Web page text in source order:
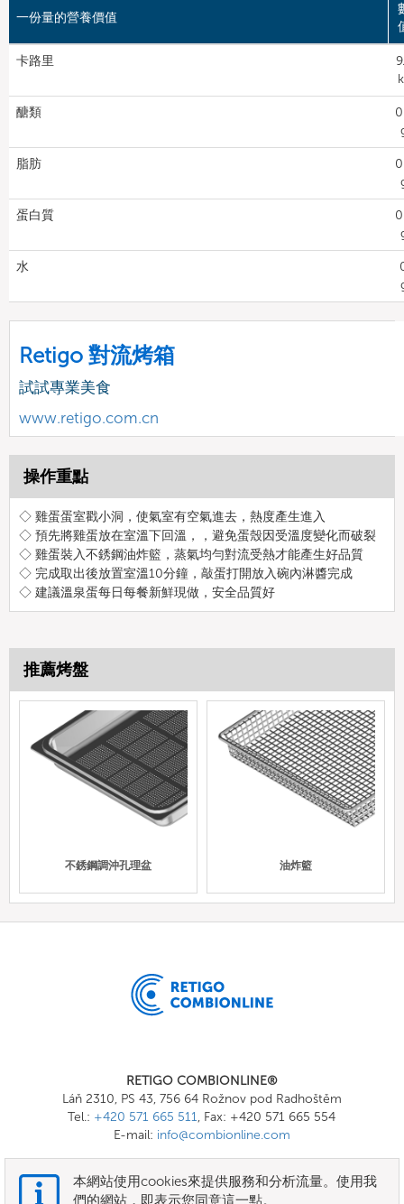
一份量的營養價值
卡路里
醣類
脂肪
蛋白質
水
Retigo 對流烤箱
試試專業美食
www.retigo.com.cn
操作重點
◇ 雞蛋蛋室戳小洞，使氣室有空氣進去，熱度產生進入
◇ 預先將雞蛋放在室溫下回溫，，避免蛋殼因受溫度變化而破裂
◇ 雞蛋裝入不銹鋼油炸籃，蒸氣均勻對流受熱才能產生好品質
◇ 完成取出後放置室溫10分鐘，敲蛋打開放入碗內淋醬完成
◇ 建議溫泉蛋每日每餐新鮮現做，安全品質好
推薦烤盤
不銹鋼調沖孔理盆 油炸籃
RETIGO COMBIONLINE®
Láň 2310, PS 43, 756 64 Rožnov pod Radhoštěm
Tel.: +420 571 665 511, Fax: +420 571 665 554
E-mail: info@combionline.com
OnlineMenu
本網站使用cookies來提供服務和分析流量。使用我
們的網站，即表示您同意這一點。